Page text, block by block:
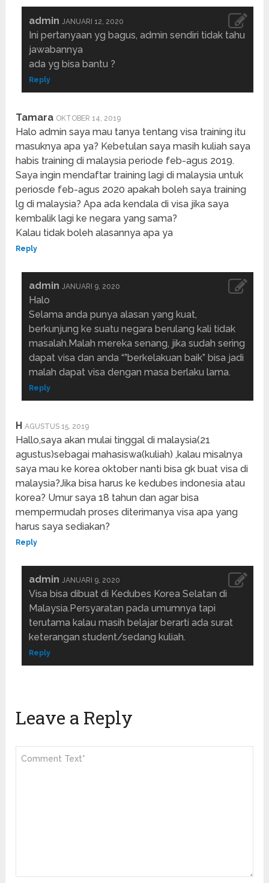
admin JANUARI 12, 2020
Ini pertanyaan yg bagus, admin sendiri tidak tahu
jawabannya
ada yg bisa bantu ?
Reply
Tamara OKTOBER 14, 2019
Halo admin saya mau tanya tentang visa training itu
masuknya apa ya? Kebetulan saya masih kuliah saya
habis training di malaysia periode feb-agus 2019.
Saya ingin mendaftar training lagi di malaysia untuk
periosde feb-agus 2020 apakah boleh saya training
lg di malaysia? Apa ada kendala di visa jika saya
kembalik lagi ke negara yang sama?
Kalau tidak boleh alasannya apa ya
Reply
admin JANUARI 9, 2020
Halo
Selama anda punya alasan yang kuat,
berkunjung ke suatu negara berulang kali tidak
masalah.Malah mereka senang, jika sudah sering
dapat visa dan anda “”berkelakuan baik” bisa jadi
malah dapat visa dengan masa berlaku lama.
Reply
H AGUSTUS 15, 2019
Hallo,saya akan mulai tinggal di malaysia(21
agustus)sebagai mahasiswa(kuliah) ,kalau misalnya
saya mau ke korea oktober nanti bisa gk buat visa di
malaysia?Jika bisa harus ke kedubes indonesia atau
korea? Umur saya 18 tahun dan agar bisa
mempermudah proses diterimanya visa apa yang
harus saya sediakan?
Reply
admin JANUARI 9, 2020
Visa bisa dibuat di Kedubes Korea Selatan di
Malaysia.Persyaratan pada umumnya tapi
terutama kalau masih belajar berarti ada surat
keterangan student/sedang kuliah.
Reply
Leave a Reply